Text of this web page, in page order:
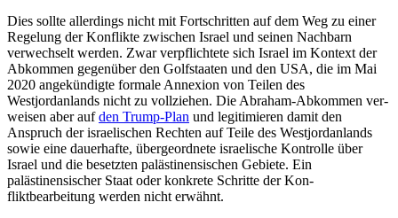
Dies sollte allerdings nicht mit Fortschrit­ten auf dem Weg zu einer
Regelung der Kon­flikte zwischen Israel und seinen Nach­barn
verwechselt werden. Zwar verpflichtete sich Israel im Kontext der
Abkommen gegen­über den Golfstaaten und den USA, die im Mai
2020 angekündigte formale Annexion von Teilen des
Westjordanlands nicht zu vollziehen. Die Abraham-Abkommen ver­
weisen aber aufden Trump-Plan und legi­timieren damit den
Anspruch der israelischen Rechten auf Teile des Westjordanlands
sowie eine dauerhafte, übergeordnete israelische Kontrolle über
Israel und die besetzten palästinensischen Gebiete. Ein
palästinensischer Staat oder konkrete Schritte der Kon­
fliktbearbeitung werden nicht erwähnt.